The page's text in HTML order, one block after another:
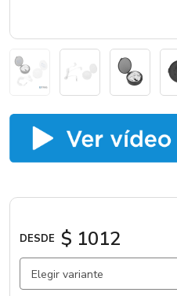
DESDE $ 1012
Elegir variante